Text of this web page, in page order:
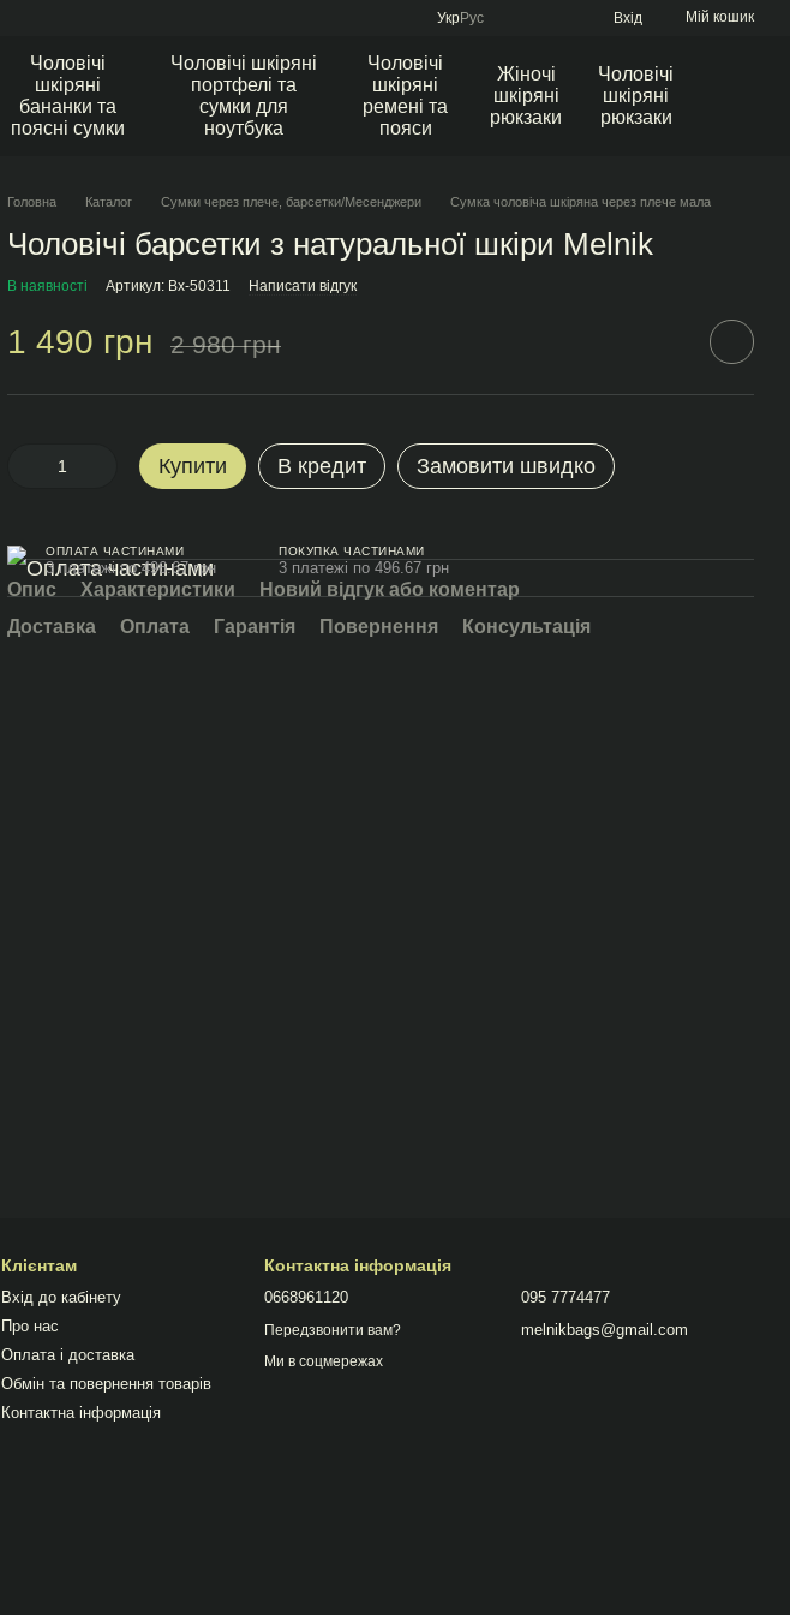
УкрРус Вхід Мій кошик
Чоловічі
шкіряні
бананки та
поясні сумки
Чоловічі шкіряні
портфелі та
сумки для
ноутбука
Чоловічі
шкіряні
ремені та
пояси
Жіночі
шкіряні
рюкзаки
Чоловічі
шкіряні
рюкзаки
Головна Каталог Сумки через плече, барсетки/Месенджери Сумка чоловіча шкіряна через плече мала
Чоловічі барсетки з натуральної шкіри Melnik
В наявності Артикул: Bx-50311 Написати відгук
1 490 грн 2 980 грн
Купити В кредит Замовити швидко
ОПЛАТА ЧАСТИНАМИ
3 платежі по 496.67 грн
ПОКУПКА ЧАСТИНАМИ
3 платежі по 496.67 грн
Опис Характеристики
Новий відгук або коментар
Доставка
Оплата Гарантія Повернення Консультація
Клієнтам
Вхід до кабінету
Про нас
Оплата і доставка
Обмін та повернення товарів
Контактна інформація
Контактна інформація
0668961120
Передзвонити вам?
095 7774477
melnikbags@gmail.com
Ми в соцмережах